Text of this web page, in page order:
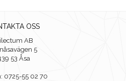
OSS
AB
5
53 Åsa
0725-55 02 70